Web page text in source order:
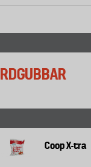
Coop X-tra